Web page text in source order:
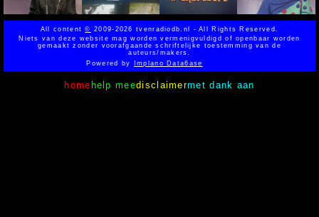
All content© 2009-2026 tvenradiodb.nl - All Rights Reserved.
Niets van deze website mag worden vermenigvuldigd of openbaar worden
gemaakt zonder voorafgaande schriftelijke toestemming van de
auteurs/makers.
Powered by
Implano Data6ase
home help meedisclaimermet dank aan